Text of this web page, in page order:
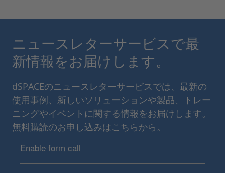
ニュースレターサービスで最
新情報をお届けします。
dSPACEのニュースレターサービスでは、最新の
使用事例、新しいソリューションや製品、トレー
ニングやイベントに関する情報をお届けします。
無料購読のお申し込みはこちらから。
Enable form call